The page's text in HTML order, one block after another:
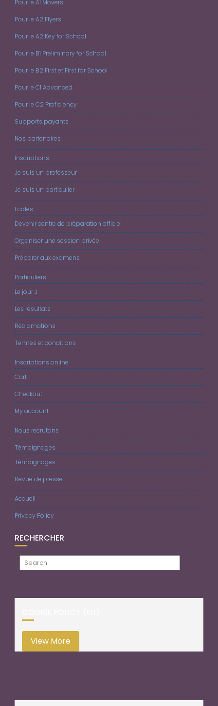
Pour le A1 Movers
Pour le A2 Flyers
Pour le A2 Key for School
Pour le B1 Preliminary for School
Pour le B2 First et First for School
Pour le C1 Advanced
Pour le C2 Proficiency
Supports payants
Nos partenaires
Inscriptions
Je suis un professeur
Je suis un particulier
Ecoles
Devenir centre de préparation officiel
Organiser une session privée
Préparer aux examens
Particuliers
Le jour J
Les résultats
Réclamations
Termes et conditions
Inscriptions online
Cart
Checkout
My account
Nous recrutons
Témoignages
Témoignages…
Revue de presse
Accueil
Privacy Policy
RECHERCHER
View More